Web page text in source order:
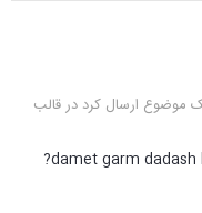
قالب
damet garm dadash